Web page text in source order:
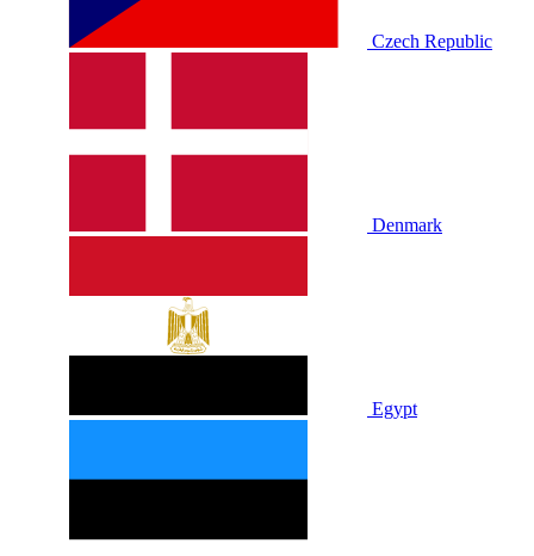
Czech Republic
Denmark
Egypt